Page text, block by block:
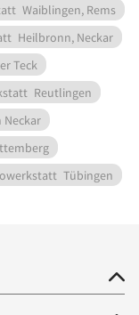
Waiblingen, Rems
Heilbronn, Neckar
Teck
Reutlingen
Neckar
Tübingen